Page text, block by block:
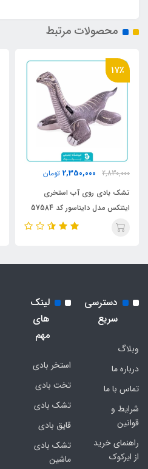
محصولات مرتبط
17٪
2,830,000
2,350,000 تومان
تشک بادی روی آب استخری
اینتکس مدل دایناسور کد 57584
دسترسی
سریع
وبلاگ
درباره ما
تماس با ما
شرایط و
قوانین
راهنمای خرید
از ایرکوک
لینک
های
مهم
استخر بادی
تخت بادی
تشک بادی
قایق بادی
تشک بادی
ماشین